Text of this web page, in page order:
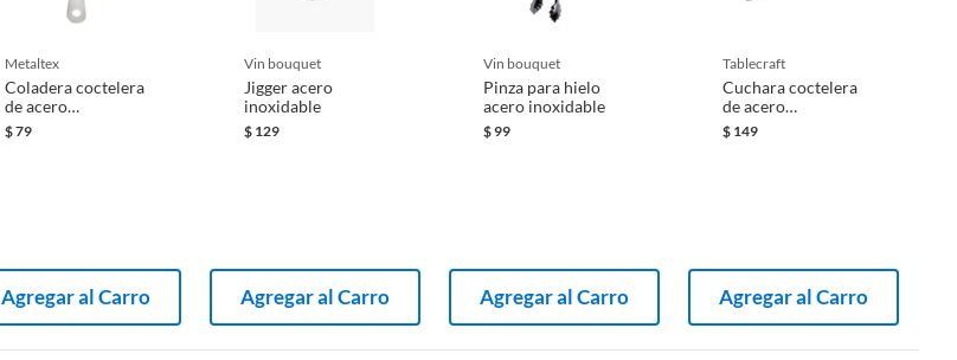
metaltex
Coladera coctelera
de acero
inoxidable
$79
Agregar al Carro
vin bouquet
Jigger acero
inoxidable
$ 129
Agregar al Carro
vin bouquet
Pinza para hielo
acero inoxidable
$99
Agregar al Carro
tablecraft
Cuchara coctelera
de acero
inoxidable 28
centimetros
$ 149
Agregar al Carro